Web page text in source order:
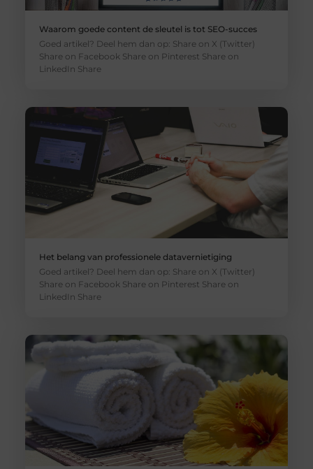
Waarom goede content de sleutel is tot SEO-succes
Goed artikel? Deel hem dan op: Share on X (Twitter)
Share on Facebook Share on Pinterest Share on
LinkedIn Share
Het belang van professionele datavernietiging
Goed artikel? Deel hem dan op: Share on X (Twitter)
Share on Facebook Share on Pinterest Share on
LinkedIn Share